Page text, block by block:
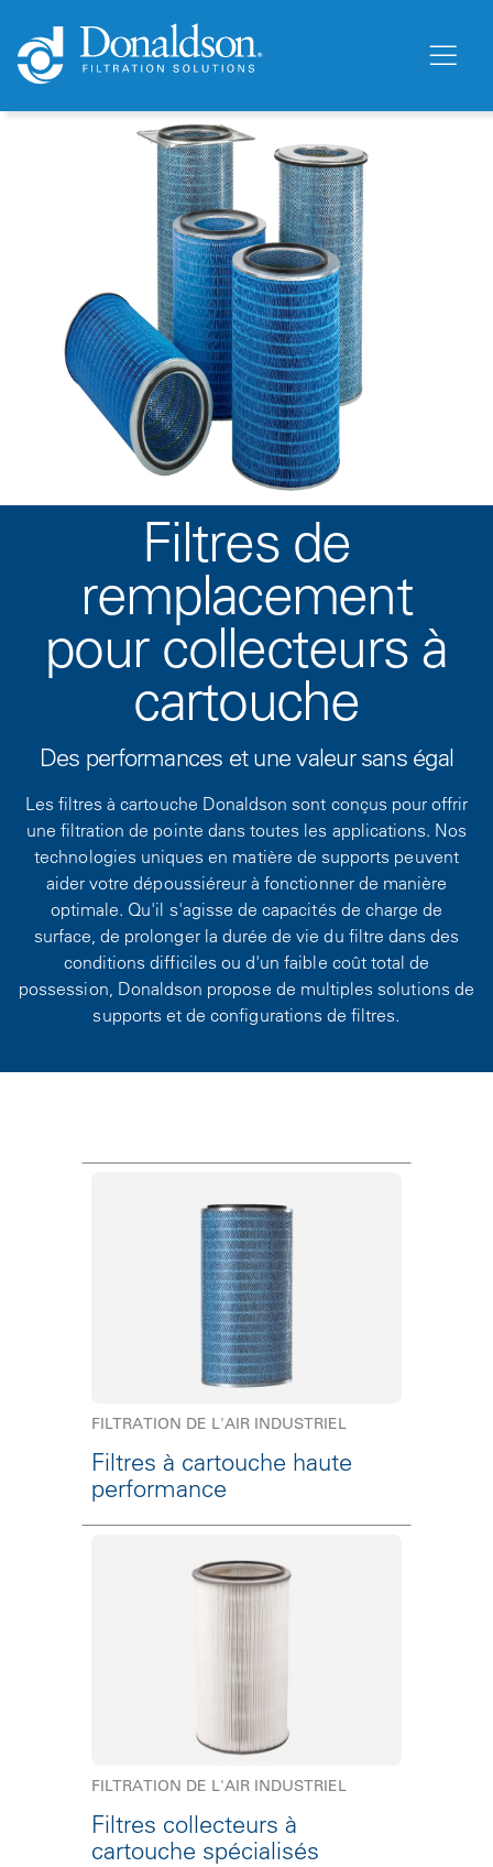
Filtres de
remplacement
pour collecteurs à
cartouche
Des performances et une valeur sans égal
Les filtres à cartouche Donaldson sont conçus pour offrir
une filtration de pointe dans toutes les applications. Nos
technologies uniques en matière de supports peuvent
aider votre dépoussiéreur à fonctionner de manière
optimale. Qu'il s'agisse de capacités de charge de
surface, de prolonger la durée de vie du filtre dans des
conditions difficiles ou d'un faible coût total de
possession, Donaldson propose de multiples solutions de
supports et de configurations de filtres.
FILTRATION DE L'AIR INDUSTRIEL
Filtres à cartouche haute
performance
FILTRATION DE L'AIR INDUSTRIEL
Filtres collecteurs à
cartouche spécialisés